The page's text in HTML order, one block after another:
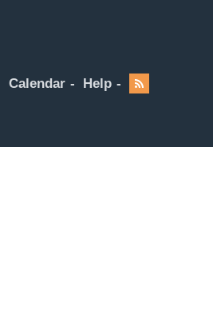
Calendar Help